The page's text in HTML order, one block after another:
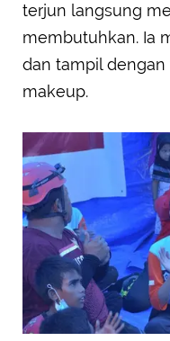
terjun langsung
membutuhkan. Ia
dan tampil
makeup.